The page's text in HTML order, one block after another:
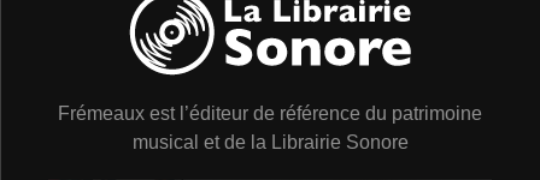
Frémeaux est l’éditeur de référence du patrimoine
musical et de la Librairie Sonore